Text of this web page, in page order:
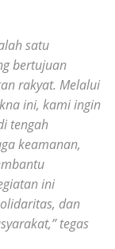
satu
bertujuan
rakyat. Melalui
ini, kami ingin
tengah
keamanan,
ini
dan
tegas